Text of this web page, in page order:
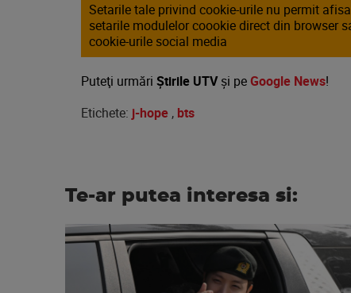
Setarile tale privind cookie-urile nu permit
setarile modulelor coookie direct din browser
cookie-urile social media
Puteţi urmări Știrile UTVşi peGoogle News!
Etichete: j-hope , bts
Te-ar putea interesa si: